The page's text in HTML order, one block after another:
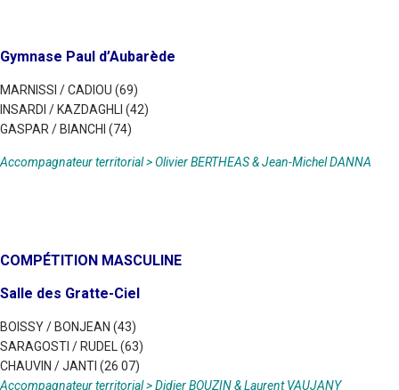
Gymnase Paul d’Aubarède
MARNISSI / CADIOU (69)
INSARDI / KAZDAGHLI (42)
GASPAR / BIANCHI (74)
Accompagnateur territorial > Olivier BERTHEAS & Jean-Michel DANNA
COMPÉTITION MASCULINE
Salle des Gratte-Ciel
BOISSY / BONJEAN (43)
SARAGOSTI / RUDEL (63)
CHAUVIN / JANTI (26 07)
Accompagnateur territorial > Didier BOUZIN & Laurent VAUJANY